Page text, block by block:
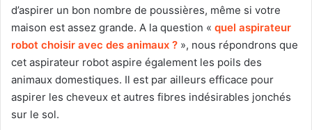
d’aspirer un bon nombre de poussières, même si votre
maison est assez grande. A la question « quel aspirateur
robot choisir avec des animaux ? », nous répondrons que
cet aspirateur robot aspire également les poils des
animaux domestiques. Il est par ailleurs efficace pour
aspirer les cheveux et autres fibres indésirables jonchés
sur le sol.